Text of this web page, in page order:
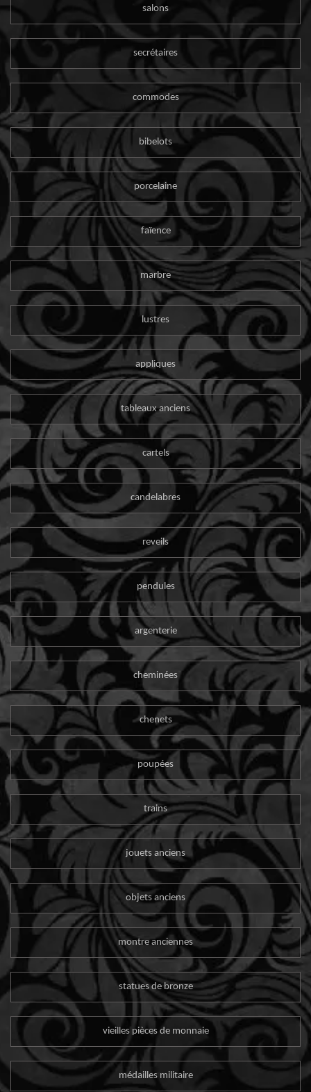
salons
secrétaires
commodes
bibelots
porcelaine
faïence
marbre
lustres
appliques
tableaux anciens
cartels
candelabres
reveils
pendules
argenterie
cheminées
chenets
poupées
trains
jouets anciens
objets anciens
montre anciennes
statues de bronze
vieilles pièces de monnaie
médailles militaire